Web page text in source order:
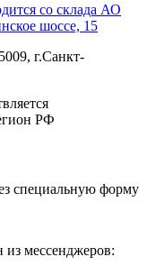
со склада АО
шоссе, 15
г.Санкт-
РФ
специальную форму
мессенджеров: